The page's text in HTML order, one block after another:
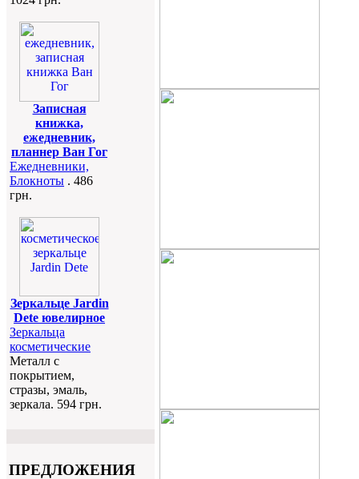
Записная
книжка,
ежедневник,
планнер Ван Гог
Ежедневники,
Блокноты . 486
грн.
Зеркальце Jardin
Dete ювелирное
Зеркальца
косметические
Металл с
покрытием,
стразы, эмаль,
зеркала. 594 грн.
ПРЕДЛОЖЕНИЯ